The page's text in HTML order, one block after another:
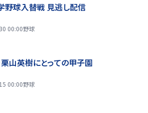
野球入替戦 見逃し配信
00:00野球
栗山英樹にとっての甲子園
00:00野球